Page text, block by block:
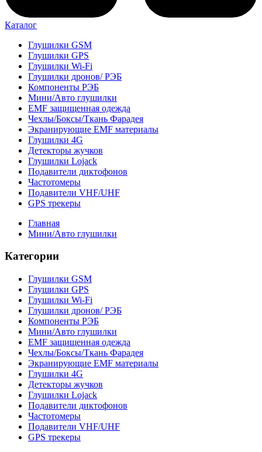
Каталог
Глушилки GSM
Глушилки GPS
Глушилки Wi-Fi
Глушилки дронов/ РЭБ
Компоненты РЭБ
Мини/Авто глушилки
EMF защищенная одежда
Чехлы/Боксы/Ткань Фарадея
Экранирующие EMF материалы
Глушилки 4G
Детекторы жучков
Глушилки Lojack
Подавители диктофонов
Частотомеры
Подавители VHF/UHF
GPS трекеры
Главная
Мини/Авто глушилки
Категории
Глушилки GSM
Глушилки GPS
Глушилки Wi-Fi
Глушилки дронов/ РЭБ
Компоненты РЭБ
Мини/Авто глушилки
EMF защищенная одежда
Чехлы/Боксы/Ткань Фарадея
Экранирующие EMF материалы
Глушилки 4G
Детекторы жучков
Глушилки Lojack
Подавители диктофонов
Частотомеры
Подавители VHF/UHF
GPS трекеры